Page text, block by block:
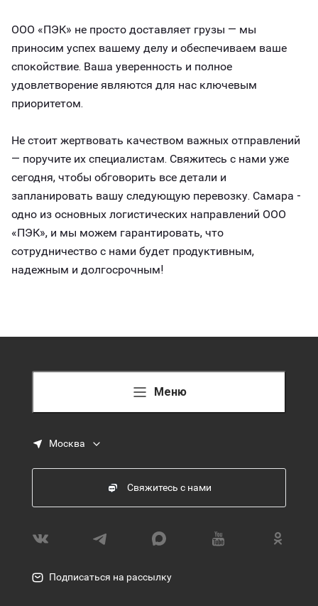
ООО «ПЭК» не просто доставляет грузы — мы
приносим успех вашему делу и обеспечиваем ваше
спокойствие. Ваша уверенность и полное
удовлетворение являются для нас ключевым
приоритетом.
Не стоит жертвовать качеством важных отправлений
— поручите их специалистам. Свяжитесь с нами уже
сегодня, чтобы обговорить все детали и
запланировать вашу следующую перевозку. Самара -
одно из основных логистических направлений ООО
«ПЭК», и мы можем гарантировать, что
сотрудничество с нами будет продуктивным,
надежным и долгосрочным!
Меню
Москва
Свяжитесь с нами
Подписаться на рассылку